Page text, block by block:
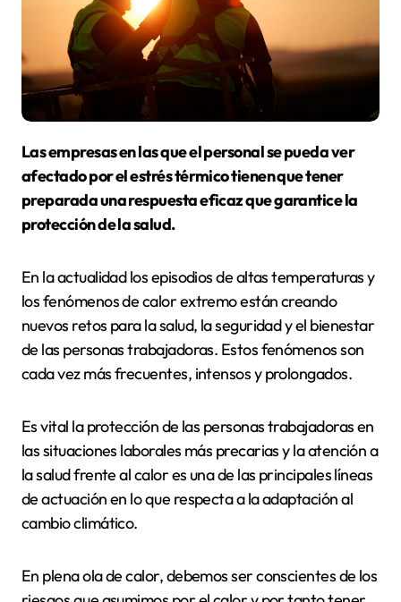
Las empresas en las que el personal se pueda ver
afectado por el estrés térmico tienen que tener
preparada una respuesta eficaz que garantice la
protección de la salud.
En la actualidad los episodios de altas temperaturas y
los fenómenos de calor extremo están creando
nuevos retos para la salud, la seguridad y el bienestar
de las personas trabajadoras. Estos fenómenos son
cada vez más frecuentes, intensos y prolongados.
Es vital la protección de las personas trabajadoras en
las situaciones laborales más precarias y la atención a
la salud frente al calor es una de las principales líneas
de actuación en lo que respecta a la adaptación al
cambio climático.
En plena ola de calor, debemos ser conscientes de los